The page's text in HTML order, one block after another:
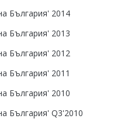
България' 2014
България' 2013
България' 2012
България' 2011
България' 2010
България' Q3'2010